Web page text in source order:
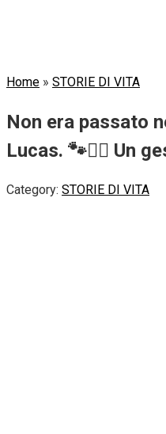
Home » STORIE DI VITA
Non era passato
Lucas. 🐾❤️‍🔥 Un
Category: STORIE DI VITA